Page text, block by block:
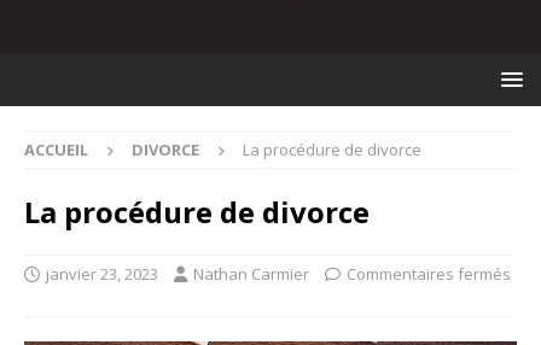
ACCUEIL DIVORCE La procédure de divorce
La procédure de divorce
janvier 23, 2023 Nathan Carmier Commentaires fermés